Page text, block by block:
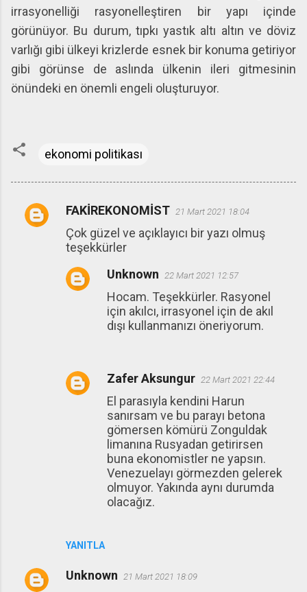
irrasyonelliği rasyonelleştiren bir yapı içinde
görünüyor. Bu durum, tıpkı yastık altı altın ve döviz
varlığı gibi ülkeyi krizlerde esnek bir konuma getiriyor
gibi görünse de aslında ülkenin ileri gitmesinin
önündeki en önemli engeli oluşturuyor.
ekonomi politikası
Y
FAKİREKONOMİST 21 Mart 2021 18:04
Çok güzel ve açıklayıcı bir yazı olmuş
teşekkürler
YANITLA
Unknown 22 Mart 2021 12:57
Hocam. Teşekkürler. Rasyonel
için akılcı, irrasyonel için de akıl
dışı kullanmanızı öneriyorum.
Zafer Aksungur 22 Mart 2021 22:44
El parasıyla kendini Harun
sanırsam ve bu parayı betona
gömersen kömürü Zonguldak
limanına Rusyadan getirirsen
buna ekonomistler ne yapsın.
Venezuelayı görmezden gelerek
olmuyor. Yakında aynı durumda
olacağız.
Unknown 21 Mart 2021 18:09